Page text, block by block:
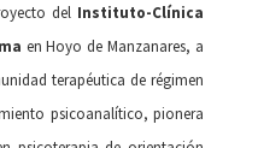
del Instituto-Clínica
en Hoyo de Manzanares, a
terapéutica de régimen
psicoanalítico, pionera